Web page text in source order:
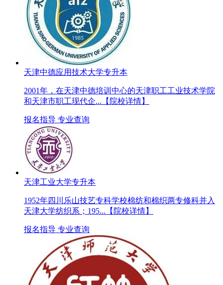
天津中德应用技术大学专升本
2001年，在天津中德培训中心的天津职工工业技术学院
和天津市职工现代企... 【院校详情】
报名指导 专业查询
天津工业大学专升本
1952年四川乐山技艺专科学校棉纺和棉织两专修科并入
天津大学纺织系；195... 【院校详情】
报名指导 专业查询